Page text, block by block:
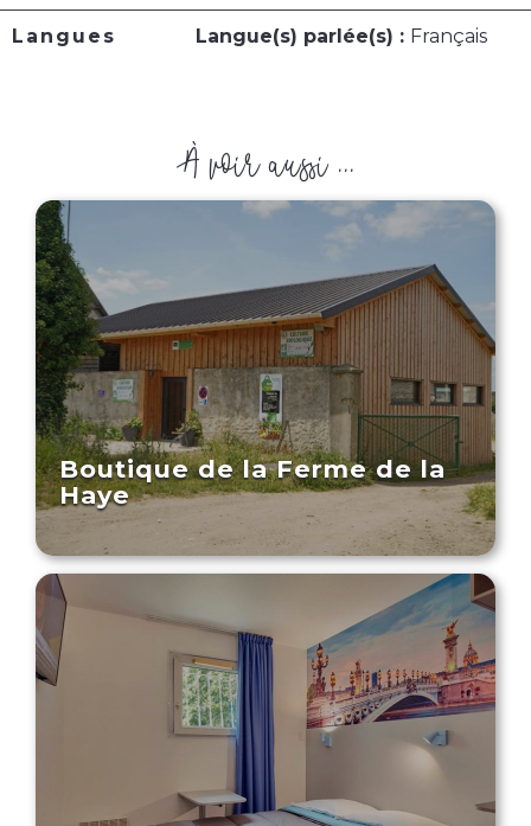
Langues Langue(s) parlée(s) : Français
À voir aussi ...
Boutique de la Ferme de la
Haye